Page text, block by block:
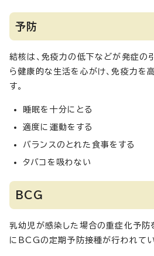
予防
結核は、免疫力の低下などが発症の
ら健康的な生活を心がけ、免疫力を
す。
睡眠を十分にとる
適度に運動をする
バランスのとれた食事をする
タバコを吸わない
BCG
乳幼児が感染した場合の重症化予防
にBCGの定期予防接種が行われてい